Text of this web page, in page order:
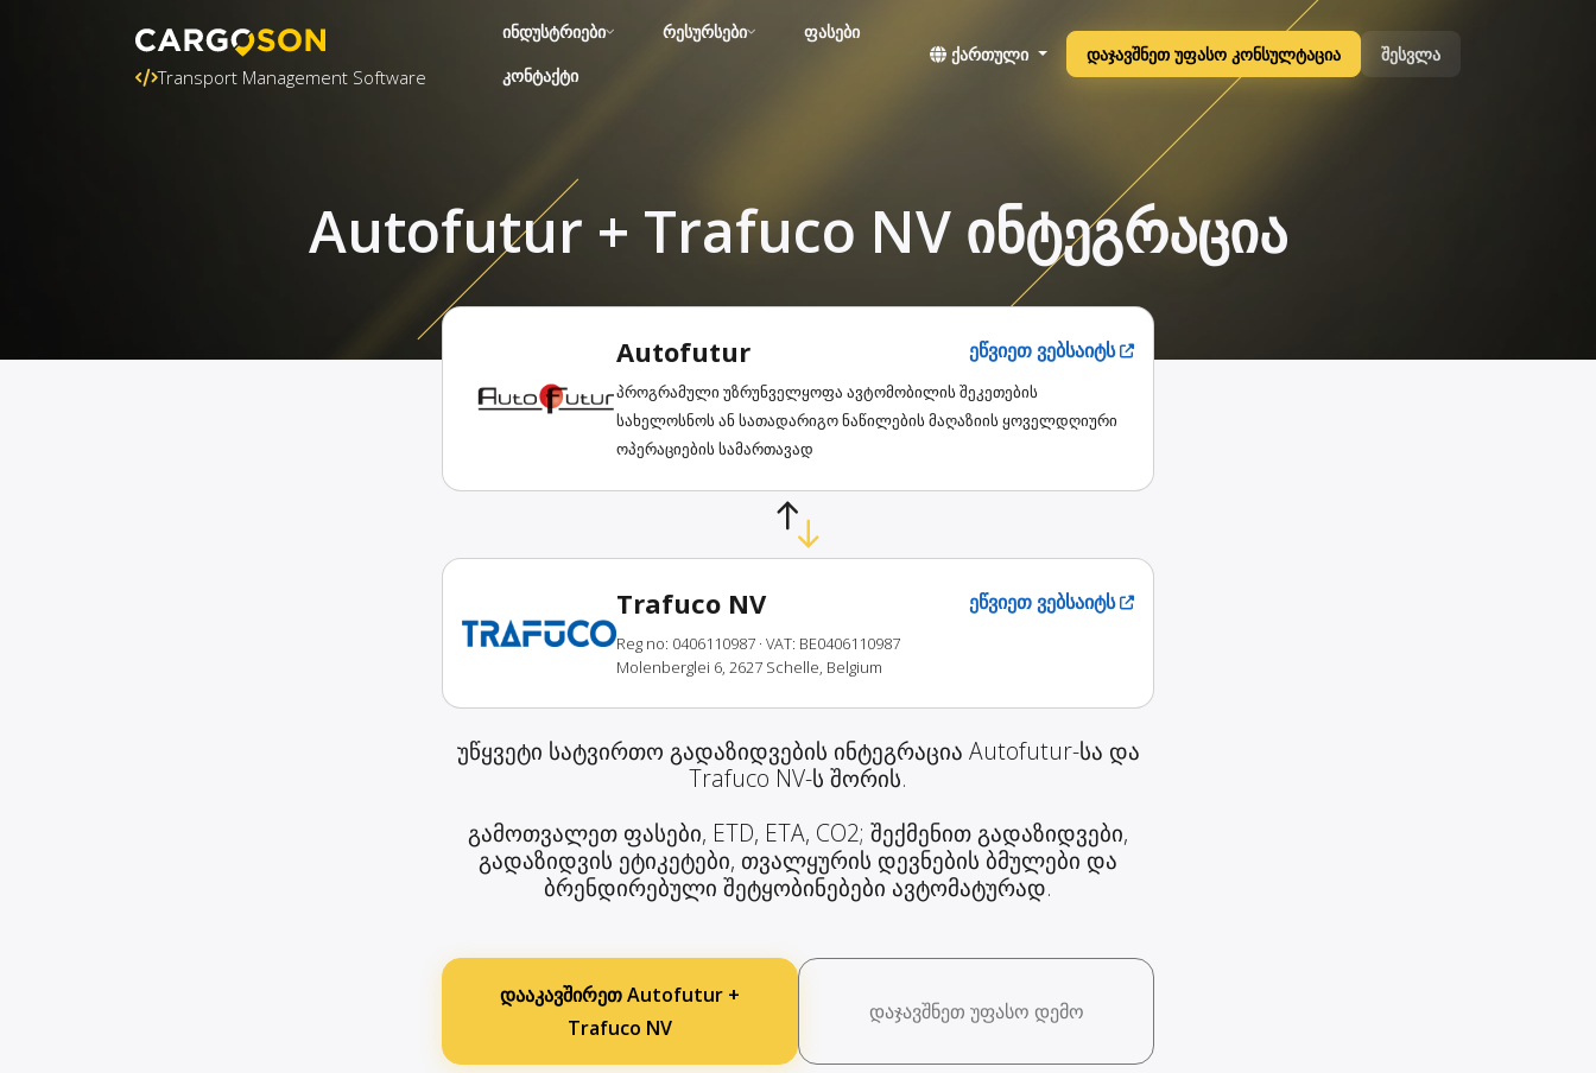
Transport Management Software
ინდუსტრიები რესურსები
ფასები
კონტაქტი
ქართული დაჯავშნეთ უფასო კონსულტაცია შესვლა
Autofutur + Trafuco NV ინტეგრაცია
Autofutur ეწვიეთ ვებსაიტს
პროგრამული უზრუნველყოფა ავტომობილის შეკეთების
სახელოსნოს ან სათადარიგო ნაწილების მაღაზიის ყოველდღიური
ოპერაციების სამართავად
Trafuco NV ეწვიეთ ვებსაიტს
Reg no: 0406110987 · VAT: BE0406110987
Molenberglei 6, 2627 Schelle, Belgium
უწყვეტი სატვირთო გადაზიდვების ინტეგრაცია Autofutur-სა და
Trafuco NV-ს შორის.
გამოთვალეთ ფასები, ETD, ETA, CO2; შექმენით გადაზიდვები,
გადაზიდვის ეტიკეტები, თვალყურის დევნების ბმულები და
ბრენდირებული შეტყობინებები ავტომატურად.
დააკავშირეთ Autofutur +
Trafuco NV
დაჯავშნეთ უფასო დემო